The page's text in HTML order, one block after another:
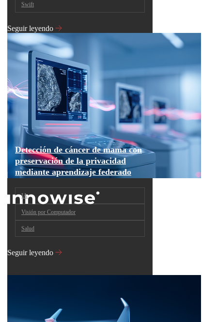
Swift
Seguir leyendo
Detección de cáncer de mama con
preservación de la privacidad
mediante aprendizaje federado
IA
Visión por Computador
Salud
Seguir leyendo